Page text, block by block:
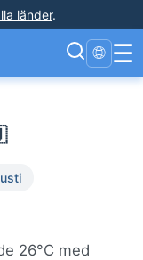
länder.
🌐 ☰
26°C med